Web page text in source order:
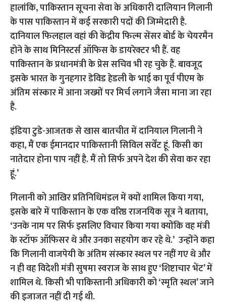
हालांकि, पाकिस्तान सूचना सेवा के अधिकारी दालियान गिलानी
के पास पाकिस्तान में कई सरकारी पदों की जिम्मेदारी है.
दानियाल फिलहाल वहां की केंद्रीय फिल्म सेंसर बोर्ड के चेयरमैन
होने के साथ मिनिस्टर्स ऑफिस के डायरेक्टर भी हैं. वह
पाकिस्तान के प्रधानमंत्री के प्रेस सचिव भी रह चुके हैं. बावजूद
इसके भारत के गुनहगार डेविड हेडली के भाई का पूर्व पीएम के
अंतिम संस्कार में आना जख्मों पर मिर्च लगाने जैसा माना जा रहा
है.
इंडिया टुडे-आजतक से खास बातचीत में दानियाल गिलानी ने
कहा, मैं एक ईमानदार पाकिस्तानी सिविल सर्वेंट हूं. किसी का
नातेदार होना पाप नहीं है. मैं तो सिर्फ अपने देश की सेवा कर रहा
हूं.’
गिलानी को आखि‍र प्रतिनिधि‍मंडल में क्यों शामिल किया गया,
इसके बारे में पाकिस्तान के एक वरिष्ठ राजनयिक सूत्र ने बताया,
‘उनके नाम पर सिर्फ इसलिए विचार किया गया क्योंकि व‍ह मंत्री
के स्टॉफ ऑफिसर थे और उनका सहयोग कर रहे थे.’ उन्होंने कहा
कि गिलानी वाजपेयी के अंतिम संस्कार स्थल पर नहीं गए थे और
न ही वह विदेशी मंत्री सुषमा स्वराज के साथ हुए ‘शिष्टाचार भेंट’ में
शामिल थे. किसी भी पाकिस्तानी अधिकारी को ‘स्मृति स्थल’ जाने
की इजाजत नहीं दी गई थी.